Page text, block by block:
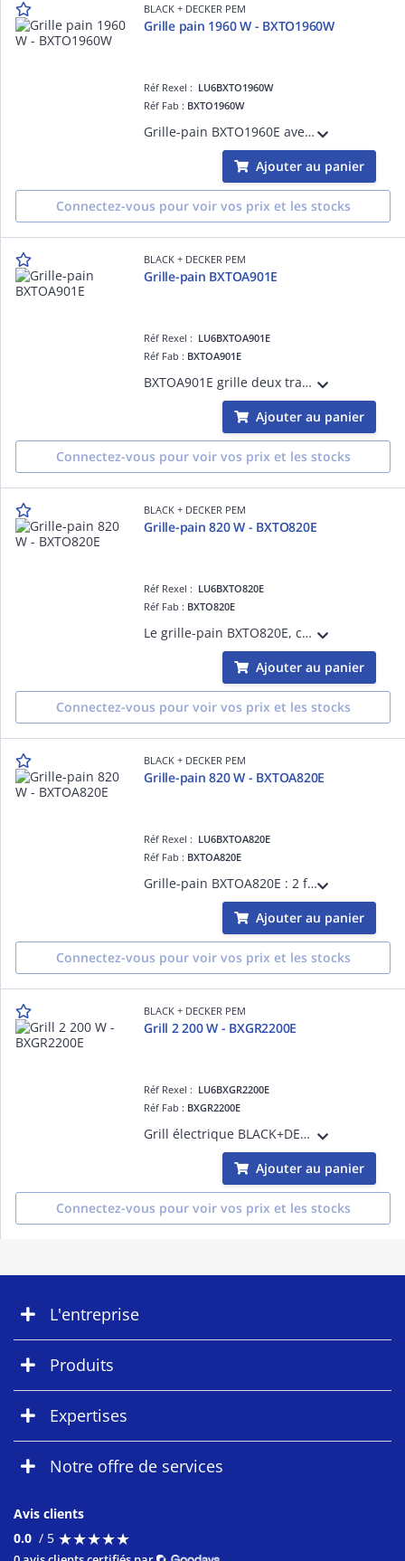
BLACK + DECKER PEM
Grille pain 1960 W - BXTO1960W
Réf Rexel : LU6BXTO1960W
Réf Fab : BXTO1960W
Grille-pain BXTO1960E avec 4 fentes extra larges pour jusqu'à 4 tranches. 6 niveaux de grillage via écran LCD, fonctions arrêt/réchauffer/dégivrer, chauffe-brioches amovible et ramasse-miettes pour un confort maximal
Ajouter au panier
Connectez-vous pour voir vos prix et les stocks
BLACK + DECKER PEM
Grille-pain BXTOA901E
Réf Rexel : LU6BXTOA901E
Réf Fab : BXTOA901E
BXTOA901E grille deux tranches de pain de mie avec ses fentes de 145x42 mm. Puissant 900 W, il offre 7 niveaux de brunissage et 3 fonctions (décongeler, réchauffer, annuler). Avec pinces à poignée froide et tiroir ramasse-miettes amovible
Ajouter au panier
Connectez-vous pour voir vos prix et les stocks
BLACK + DECKER PEM
Grille-pain 820 W - BXTO820E
Réf Rexel : LU6BXTO820E
Réf Fab : BXTO820E
Le grille-pain BXTO820E, compact et puissant (820W), grille 2 tranches avec 7 niveaux de brunissage. Fonctions Réchauffer, Dégivrer, Annuler, levier extra-haut, autocentrage et plateau ramasse-miettes
Ajouter au panier
Connectez-vous pour voir vos prix et les stocks
BLACK + DECKER PEM
Grille-pain 820 W - BXTOA820E
Réf Rexel : LU6BXTOA820E
Réf Fab : BXTOA820E
Grille-pain BXTOA820E : 2 fentes, 820W et 7 niveaux de brunissage. Fonctions Annuler, Réchauffer et Dégivrer, pinces amovibles, ramasse-miettes, pieds antidérapants et design compact pour des toasts parfaits au quotidien.
Ajouter au panier
Connectez-vous pour voir vos prix et les stocks
BLACK + DECKER PEM
Grill 2 200 W - BXGR2200E
Réf Rexel : LU6BXGR2200E
Réf Fab : BXGR2200E
Grill électrique BLACK+DECKER BXGR2200E : 2200W, plaques XL antiadhésives, ouverture 180° pour plancha double surface, 6 positions réglables et bac à graisse amovible. Rapide, sain et polyvalent pour des repas savoureux au quotidien.
Ajouter au panier
Connectez-vous pour voir vos prix et les stocks
L'entreprise
Produits
Expertises
Notre offre de services
Avis clients
0.0 / 5 ★★★★★
★★★★★